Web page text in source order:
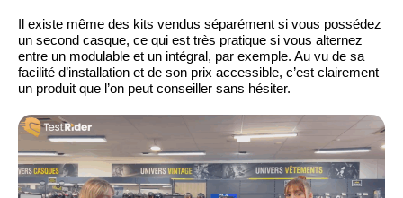
Il existe même des kits vendus séparément si vous possédez
un second casque, ce qui est très pratique si vous alternez
entre un modulable et un intégral, par exemple. Au vu de sa
facilité d’installation et de son prix accessible, c’est clairement
un produit que l’on peut conseiller sans hésiter.